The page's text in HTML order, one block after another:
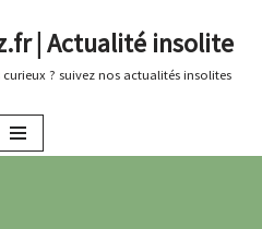
| Actualité insolite
curieux ? suivez nos actualités insolites